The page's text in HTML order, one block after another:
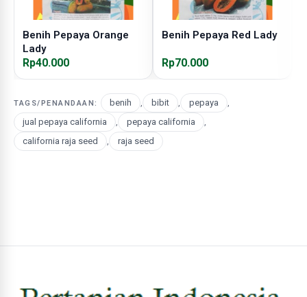
Benih Pepaya Orange
Lady
Rp40.000
Benih Pepaya Red Lady
Rp70.000
TAGS/PENANDAAN: benih , bibit , pepaya
,
jual pepaya california
, pepaya california
,
california raja seed
, raja seed